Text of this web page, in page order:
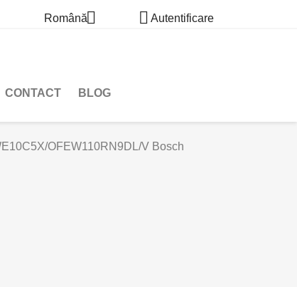
Română  Autentificare
CONTACT BLOG
OFEW110RN9DL/V Bosch